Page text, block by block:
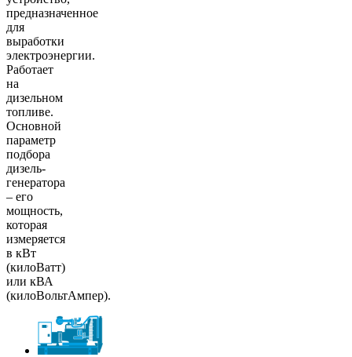
предназначенное
для
выработки
электроэнергии.
Работает
на
дизельном
топливе.
Основной
параметр
подбора
дизель-
генератора
– его
мощность,
которая
измеряется
в кВт
(килоВатт)
или кВА
(килоВольтАмпер).